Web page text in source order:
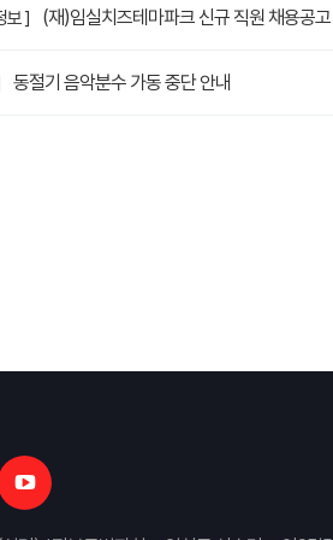
보 ] (재)임실치즈테마파크 신규 직원 채용공고
동절기 음악분수 가동 중단 안내